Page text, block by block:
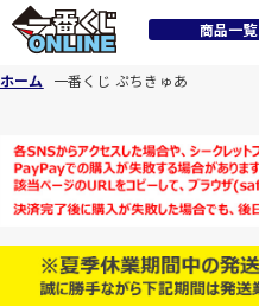
商品一覧
ホーム 一番くじ ぷちきゅあ